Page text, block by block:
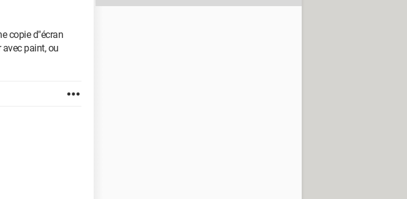
copie d"écran
paint, ou